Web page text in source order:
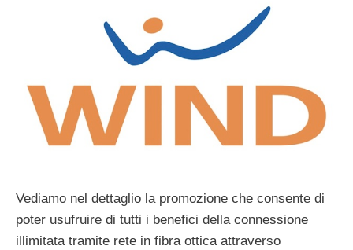
Vediamo nel dettaglio la promozione che consente di
poter usufruire di tutti i benefici della connessione
illimitata tramite rete in fibra ottica attraverso